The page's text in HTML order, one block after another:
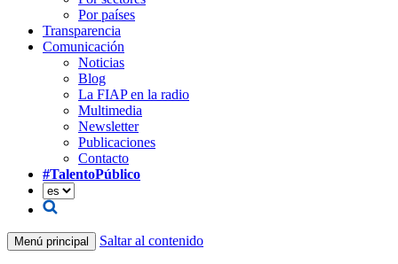
Por países
Transparencia
Comunicación
Noticias
Blog
La FIAP en la radio
Multimedia
Newsletter
Publicaciones
Contacto
#TalentoPúblico
Menú principal Saltar al contenido